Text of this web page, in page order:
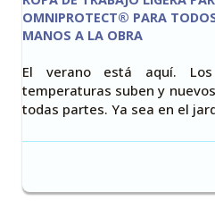
OMNIPROTECT® PARA
MANOS A LA OBRA
El verano está aquí.
temperaturas suben y
todas partes. Ya sea en el